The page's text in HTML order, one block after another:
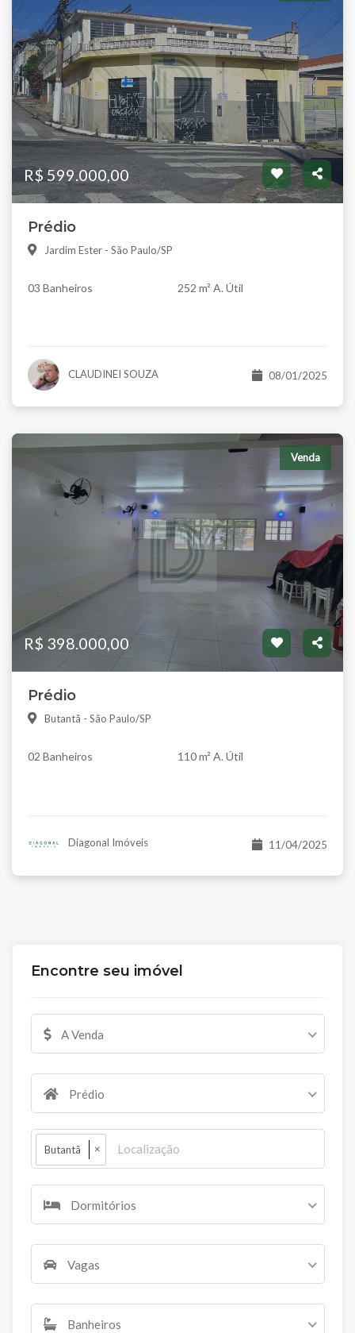
Encontre seu imóvel
A Venda
Prédio
Butantã ×
Dormitórios
Vagas
Banheiros
R$ 599.000,00
Prédio
Jardim Ester - São Paulo/SP
03 Banheiros 252 m² A. Útil
CLAUDINEI SOUZA 08/01/2025
Venda
R$ 398.000,00
Prédio
Butantã - São Paulo/SP
02 Banheiros 110 m² A. Útil
Diagonal Imóveis 11/04/2025